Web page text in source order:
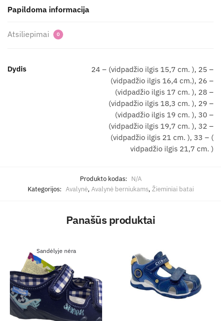
Papildoma informacija
Atsiliepimai 0
Dydis
24 – (vidpadžio ilgis 15,7 cm. ), 25 –
(vidpadžio ilgis 16,4 cm.), 26 –
(vidpadžio ilgis 17 cm. ), 28 –
(vidpadžio ilgis 18,3 cm. ), 29 –
(vidpadžio ilgis 19 cm. ), 30 –
(vidpadžio ilgis 19,7 cm. ), 32 –
(vidpadžio ilgis 21 cm. ), 33 – (
vidpadžio ilgis 21,7 cm. )
Produkto kodas: N/A
Kategorijos: Avalynė, Avalynė berniukams, Žieminiai batai
Panašūs produktai
Sandėlyje nėra